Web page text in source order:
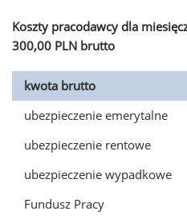
Koszty pracodawcy dla
300,00 PLN brutto
kwota brutto
ubezpieczenie emerytalne
ubezpieczenie rentowe
ubezpieczenie wypadkowe
Fundusz Pracy